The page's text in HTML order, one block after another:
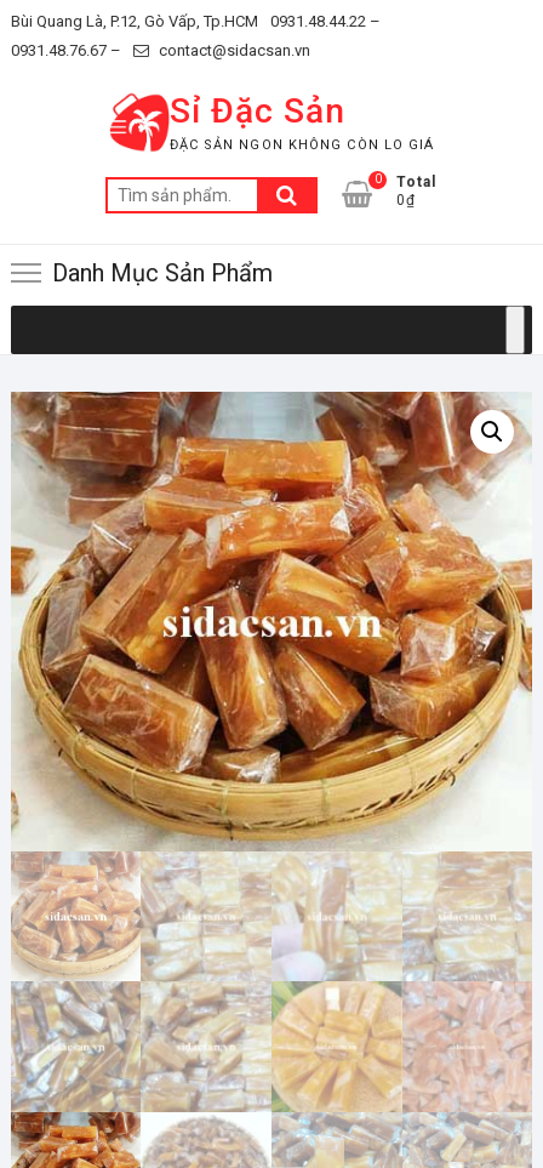
Skip
to
Bùi Quang Là, P.12, Gò Vấp, Tp.HCM
0931.48.44.22 –
0931.48.76.67 –
contact@sidacsan.vn
Sỉ Đặc Sản
ĐẶC SẢN NGON KHÔNG CÒN LO GIÁ
Tìm
kiếm:
0
Total
0₫
Danh Mục Sản Phẩm